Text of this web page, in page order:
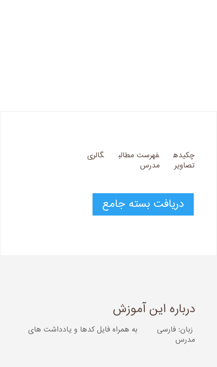
چکیده فهرست مطالب گالری
تصاویر مدرس
دریافت بسته جامع
درباره این آموزش
زبان: فارسی به همراه فایل کدها و یادداشت های
مدرس